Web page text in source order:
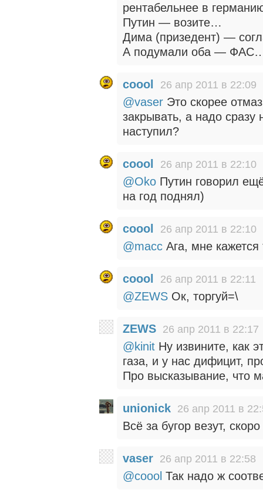
рентабельнее в
Путин — возите…
Дима (призедент) —
А подумали оба —
coool 26 апр 2011 в 22:09
@vaser Это скорее
закрывать, а надо сразу
наступил?
coool 26 апр 2011 в 22:10
@Oko Путин говорил
на год поднял)
coool 26 апр 2011 в 22:10
@macc Ага, мне
coool 26 апр 2011 в 22:11
@ZEWS Ок, торгуй=\
ZEWS 26 апр 2011 в 22:17
@kinit Ну извините, как
газа, и у нас дифицит,
Про высказывание, что
unionick 26 апр 2011 в
Всё за бугор везут,
vaser 26 апр 2011 в 22:58
@coool Так надо ж